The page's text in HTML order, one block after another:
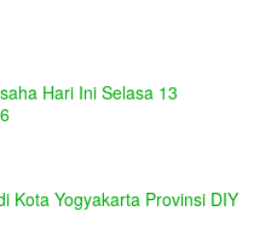
Hari Ini Selasa 13
Kota Yogyakarta Provinsi DIY